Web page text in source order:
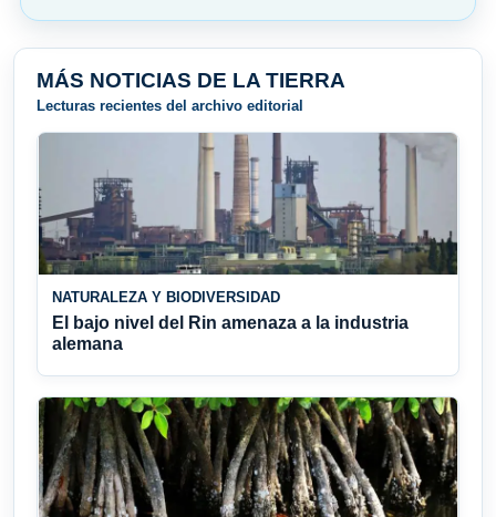
MÁS NOTICIAS DE LA TIERRA
Lecturas recientes del archivo editorial
NATURALEZA Y BIODIVERSIDAD
El bajo nivel del Rin amenaza a la industria
alemana